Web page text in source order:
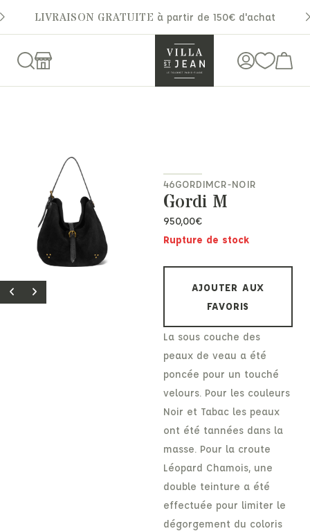
LIVRAISON GRATUITE à partir de 150€ d'achat
46GORDIMCR-NOIR
Gordi M
950,00€
Rupture de stock
AJOUTER AUX
FAVORIS
La sous couche des
peaux de veau a été
poncée pour un touché
velours. Pour les couleurs
Noir et Tabac les peaux
ont été tannées dans la
masse. Pour la croute
Léopard Chamois, une
double teinture a été
effectuée pour limiter le
dégorgement du coloris